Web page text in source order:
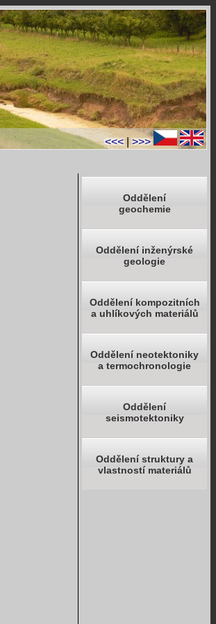
<<<|>>>
Oddělení
geochemie
Oddělení inženýrské
geologie
Oddělení kompozitních
a uhlíkových materiálů
Oddělení neotektoniky
a termochronologie
Oddělení
seismotektoniky
Oddělení struktury a
vlastností materiálů